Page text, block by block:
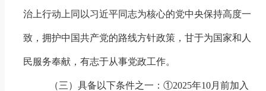
治上行动上同以习近平同志为核心的党中央保持高度一
致，拥护中国共产党的路线方针政策，甘于为国家和人
民服务奉献，有志于从事党政工作。
（三）具备以下条件之一：①2025年10月前加入